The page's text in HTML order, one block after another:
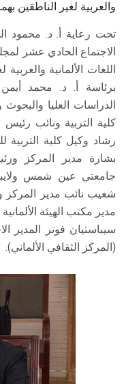
والعربية لغير الناطقين
تحت رعاية أ. د. محمود
الاجتماع الحادي عشر
اللغات الألمانية
برئاسة أ. د. محمد
الدراسات العليا
كلية التربية ونائب
رشاد وكيل كلية التربية
بشارة مدير المركز
جامعتي عين شمس
شعيب نائب مدير المركز
سيباستيان فوتر المدير
(المركز الثقافي الألماني).